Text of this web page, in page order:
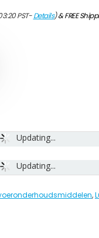
PST-Details)&FREE
Updating...
Updating...
,